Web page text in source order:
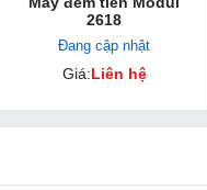
2618
Đang cập nhật
Giá:Liên hệ